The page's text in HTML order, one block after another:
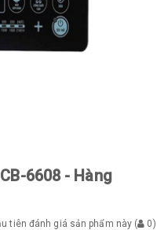
6608 - Hàng
tiên đánh giá sản phẩm này ( 0)